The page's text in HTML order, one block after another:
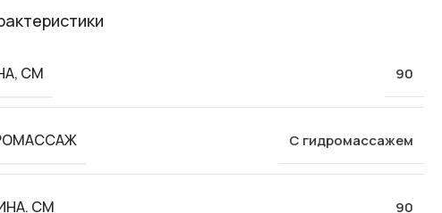
СМ 90
С гидромассажем
СМ 90